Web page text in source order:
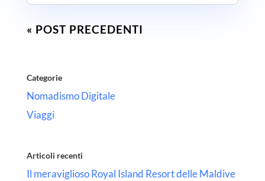
« POST PRECEDENTI
Categorie
Nomadismo Digitale
Viaggi
Articoli recenti
Il meraviglioso Royal Island Resort delle Maldive